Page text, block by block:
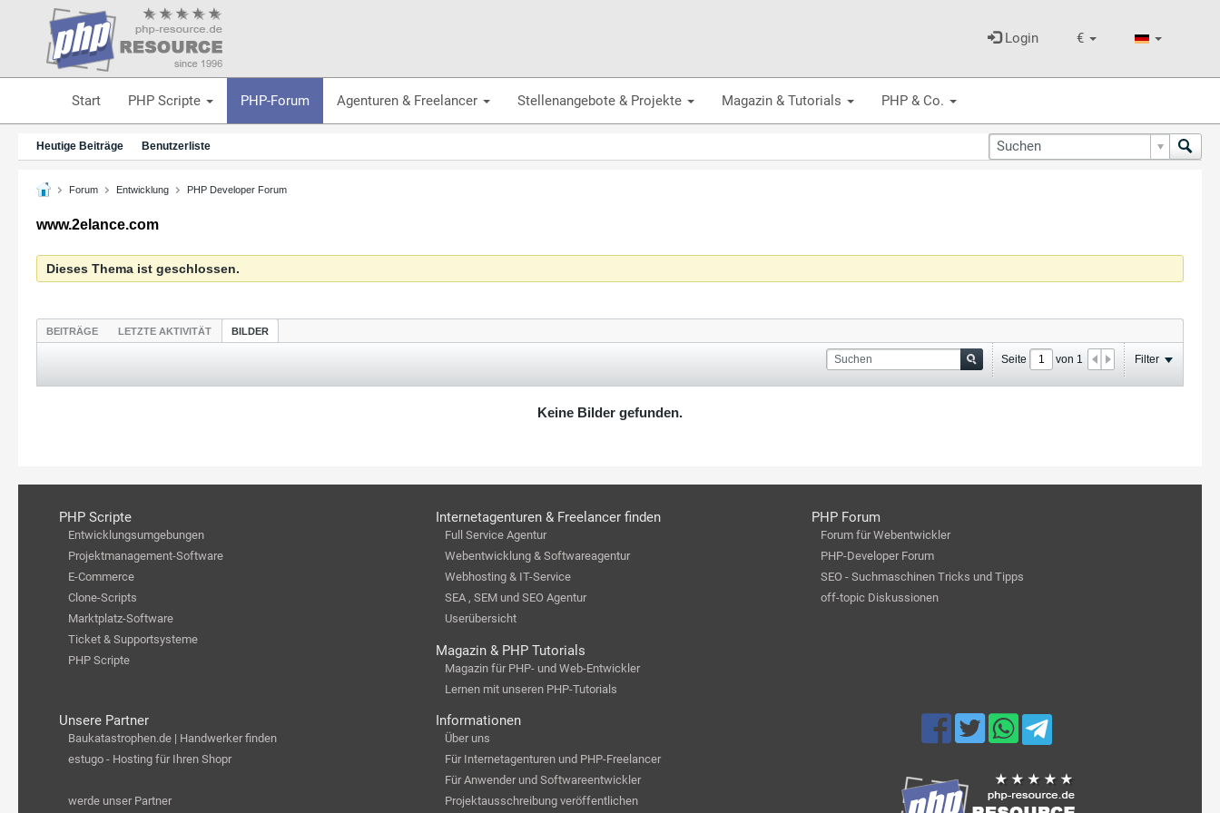
€
Login
Start PHP Scripte PHP-Forum Agenturen & Freelancer Stellenangebote & Projekte Magazin & Tutorials PHP & Co.
Heutige Beiträge Benutzerliste
Forum Entwicklung PHP Developer Forum
www.2elance.com
Dieses Thema ist geschlossen.
BEITRÄGE LETZTE AKTIVITÄT BILDER
Seite von 1 Filter
Keine Bilder gefunden.
PHP Scripte
Entwicklungsumgebungen
Projektmanagement-Software
E-Commerce
Clone-Scripts
Marktplatz-Software
Ticket & Supportsysteme
PHP Scripte
Internetagenturen & Freelancer finden
Full Service Agentur
Webentwicklung & Softwareagentur
Webhosting & IT-Service
SEA , SEM und SEO Agentur
Userübersicht
Magazin & PHP Tutorials
Magazin für PHP- und Web-Entwickler
Lernen mit unseren PHP-Tutorials
PHP Forum
Forum für Webentwickler
PHP-Developer Forum
SEO - Suchmaschinen Tricks und Tipps
off-topic Diskussionen
Unsere Partner
Baukatastrophen.de | Handwerker finden
estugo - Hosting für Ihren Shopr
werde unser Partner
Informationen
Über uns
Für Internetagenturen und PHP-Freelancer
Für Anwender und Softwareentwickler
Projektausschreibung veröffentlichen